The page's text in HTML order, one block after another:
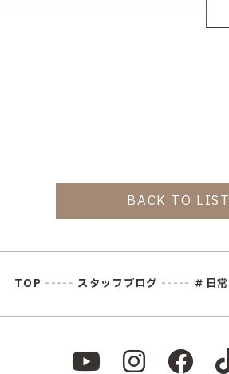
BACK TO LIST
TOP ----- スタッフブログ ----- ＃日常